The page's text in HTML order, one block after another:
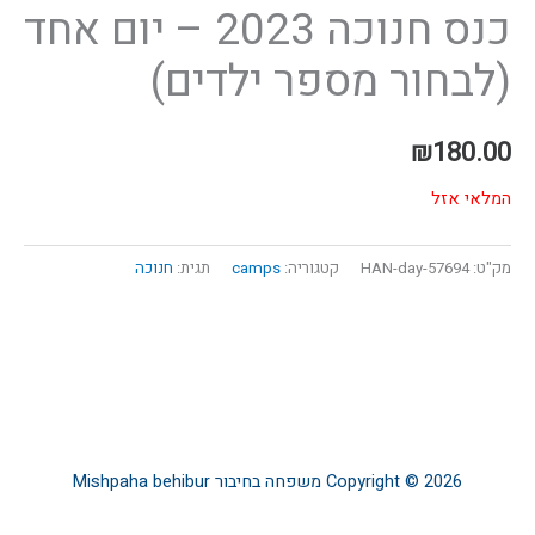
כנס חנוכה 2023 – יום אחד
(לבחור מספר ילדים)
₪180.00
המלאי אזל
מק"ט:57694-HAN-day קטגוריה: camps תגית: חנוכה
Copyright © 2026 משפחה בחיבור